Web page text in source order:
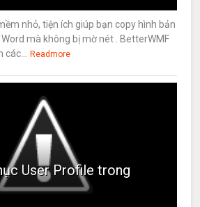
nhỏ, tiện ích giúp bạn copy hình bản
mà không bị mờ nét . BetterWMF
Readmore
User Profile trong